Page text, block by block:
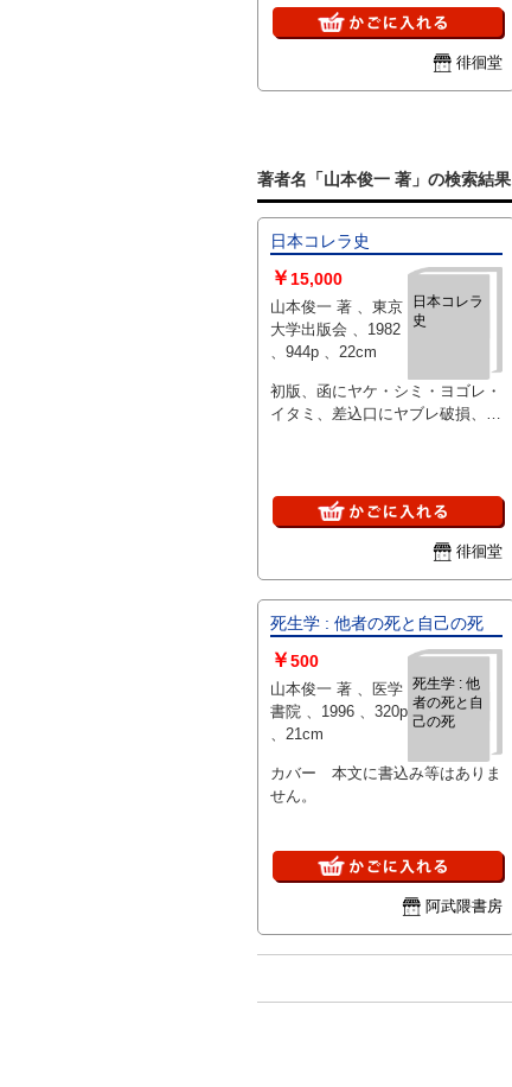
徘徊堂
著者名「山本俊一 著」の検索結果
日本コレラ史
日本コレラ
史
￥ 15,000
山本俊一 著 、東京
大学出版会 、1982
、944p 、22cm
初版、函にヤケ・シミ・ヨゴレ・
イタミ、差込口にヤブレ破損、本
徘徊堂
死生学 : 他者の死と自己の死
死生学 : 他
者の死と自
己の死
￥500
山本俊一 著 、医学
書院 、1996 、320p
、21cm
カバー 本文に書込み等はありま
せん。
阿武隈書房